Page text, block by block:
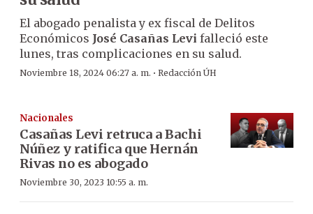
El abogado penalista y ex fiscal de Delitos
Económicos José Casañas Levi falleció este
lunes, tras complicaciones en su salud.
Noviembre 18, 2024 06:27 a. m. · Redacción ÚH
Nacionales
Casañas Levi retruca a Bachi
Núñez y ratifica que Hernán
Rivas no es abogado
Noviembre 30, 2023 10:55 a. m.